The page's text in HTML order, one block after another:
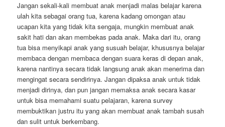
Jangan sekali-kali membuat anak menjadi malas belajar karena
ulah kita sebagai orang tua, karena kadang omongan atau
ucapan kita yang tidak kita sengaja, mungkin membuat anak
sakit hati dan akan membekas pada anak. Maka dari itu, orang
tua bisa menyikapi anak yang susuah belajar, khususnya belajar
membaca dengan membaca dengan suara keras di depan anak,
karena nantinya secara tidak langsung anak akan menerima dan
mengingat secara sendirinya. Jangan dipaksa anak untuk tidak
menjadi dirinya, dan pun jangan memaksa anak secara kasar
untuk bisa memahami suatu pelajaran, karena survey
membuktikan justru itu yang akan membuat anak tambah susah
dan sulit untuk berkembang.